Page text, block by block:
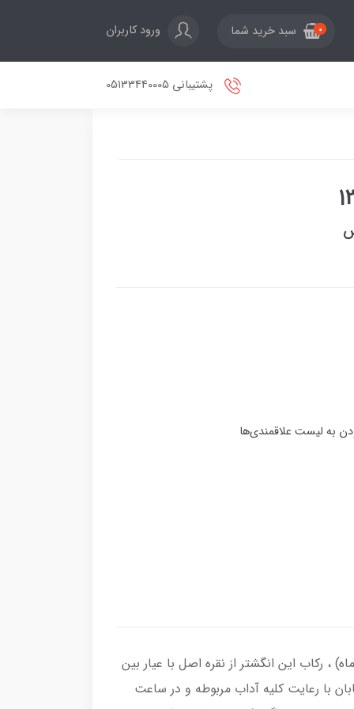
0 سبد خرید شما ورود کاربران
پشتیبانی 05133440005
زرد ( آماده حکاکی ذکر شرف الشمس با کلیه آداب مربوطه و به نام شما در 19 فروردین ماه) ، رکاب این انگشتر از نقره اصل با عیار بین
با رعایت کلیه آداب مربوطه و در ساعت